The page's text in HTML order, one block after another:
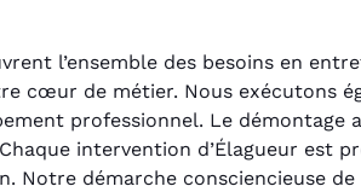
l’ensemble des besoins en
cœur de métier. Nous exécutons
professionnel. Le démontage
intervention d’Élagueur est
démarche consciencieuse de